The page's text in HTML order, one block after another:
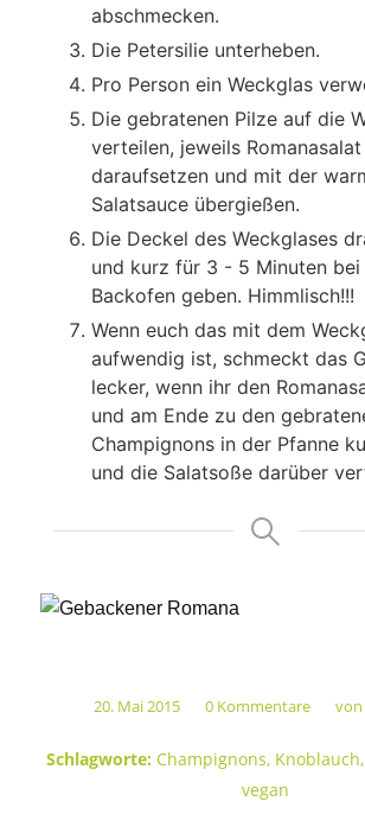
abschmecken.
Die Petersilie unterheben.
Pro Person ein Weckglas
Die gebratenen Pilze auf die
verteilen, jeweils Romanasalat
daraufsetzen und mit der
Salatsauce übergießen.
Die Deckel des Weckglases
und kurz für 3 - 5 Minuten bei
Backofen geben. Himmlisch!!!
Wenn euch das mit dem
aufwendig ist, schmeckt das
lecker, wenn ihr den
und am Ende zu den
Champignons in der Pfanne
und die Salatsoße darüber
20. Mai 2015
/ 0 Kommentare
/
Schlagworte: Champignons, Knoblauch,
vegan